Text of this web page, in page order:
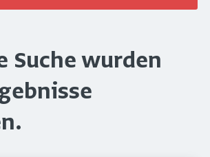
Suche wurden